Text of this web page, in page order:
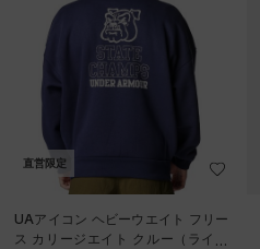
直営限定
UAアイコン ヘビーウエイト フリー
ス カリージエイト クルー（ライフ